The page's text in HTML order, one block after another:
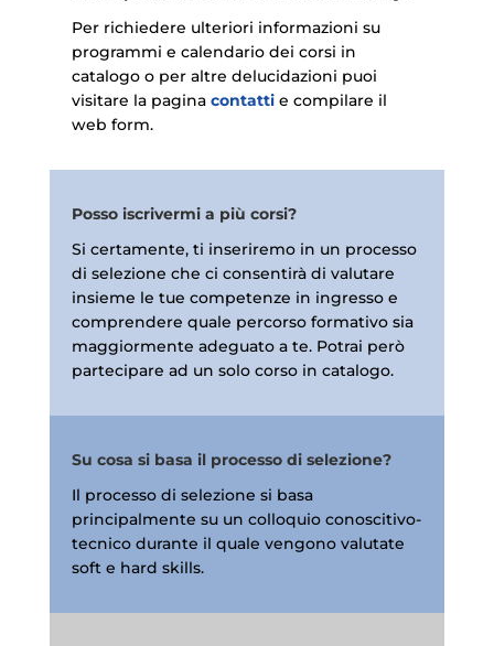
Per richiedere ulteriori informazioni su
programmi e calendario dei corsi in
catalogo o per altre delucidazioni puoi
visitare la pagina contattie compilare il
web form.
Posso iscrivermi a più corsi?
Si certamente, ti inseriremo in un processo
di selezione che ci consentirà di valutare
insieme le tue competenze in ingresso e
comprendere quale percorso formativo sia
maggiormente adeguato a te. Potrai però
partecipare ad un solo corso in catalogo.
Su cosa si basa il processo di selezione?
Il processo di selezione si basa
principalmente su un colloquio conoscitivo-
tecnico durante il quale vengono valutate
soft e hard skills.